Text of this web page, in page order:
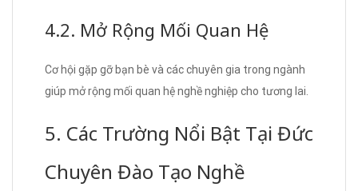
4.2. Mở Rộng Mối Quan Hệ
Cơ hội gặp gỡ bạn bè và các chuyên gia trong ngành
giúp mở rộng mối quan hệ nghề nghiệp cho tương lai.
5. Các Trường Nổi Bật Tại Đức
Chuyên Đào Tạo Nghề